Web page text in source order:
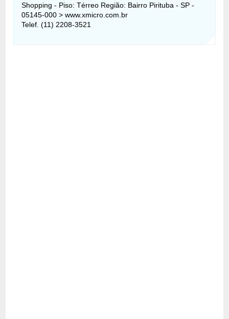
Shopping - Piso: Térreo Região: Bairro Pirituba - SP -
05145-000 > www.xmicro.com.br
Telef. (11) 2208-3521